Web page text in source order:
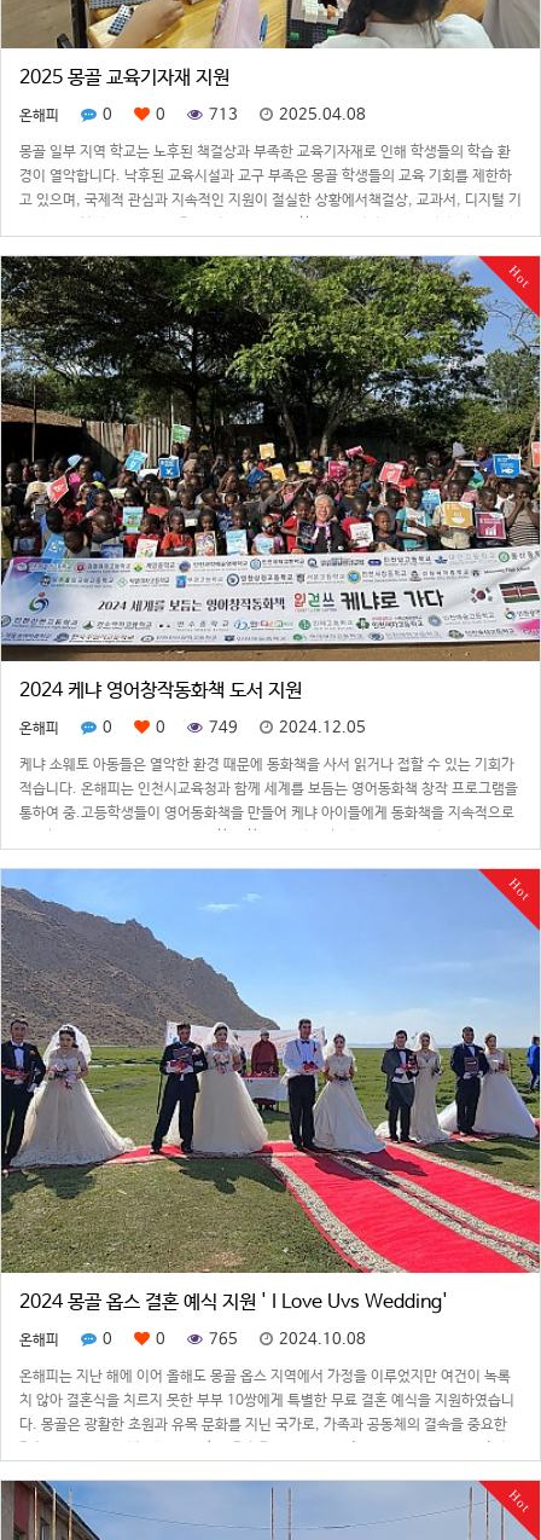
2025 몽골 교육기자재 지원
온해피 0 0 713 2025.04.08
몽골 일부 지역 학교는 노후된 책걸상과 부족한 교육기자재로 인해 학생들의 학습 환
경이 열악합니다. 낙후된 교육시설과 교구 부족은 몽골 학생들의 교육 기회를 제한하
고 있으며, 국제적 관심과 지속적인 지원이 절실한 상황에서책걸상, 교과서, 디지털 기
Hot
2024 케냐 영어창작동화책 도서 지원
온해피 0 0 749 2024.12.05
케냐 소웨토 아동들은 열악한 환경 때문에 동화책을 사서 읽거나 접할 수 있는 기회가
적습니다. 온해피는 인천시교육청과 함께 세계를 보듬는 영어동화책 창작 프로그램을
통하여 중.고등학생들이 영어동화책을 만들어 케냐 아이들에게 동화책을 지속적으로
Hot
2024 몽골 옵스 결혼 예식 지원 ' I Love Uvs Wedding'
온해피 0 0 765 2024.10.08
온해피는 지난 해에 이어 올해도 몽골 옵스 지역에서 가정을 이루었지만 여건이 녹록
치 않아 결혼식을 치르지 못한 부부 10쌍에게 특별한 무료 결혼 예식을 지원하였습니
다. 몽골은 광활한 초원과 유목 문화를 지닌 국가로, 가족과 공동체의 결속을 중요한
Hot